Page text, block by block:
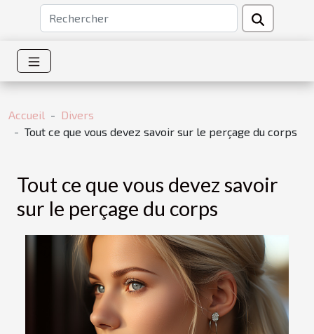
Accueil
Divers
Tout ce que vous devez savoir sur le perçage du corps
Tout ce que vous devez savoir
sur le perçage du corps